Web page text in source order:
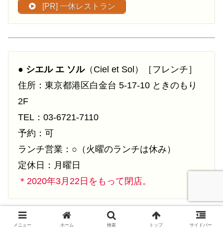
[PR] 一休レストラン
● シエル エ ソル（Ciel et Sol）［フレンチ］
住所：東京都港区白金台 5-17-10 ときのもり
2F
TEL：03-6721-7110
予約：可
ランチ営業：○（火曜のランチは休み）
定休日：月曜日
＊2020年3月22日をもって閉店。
メニュー ホーム 検索 トップ サイドバー